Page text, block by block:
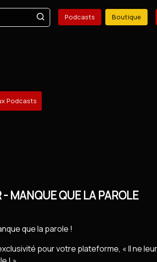
Podcasts Boutique
Podcasts
- MANQUE QUE LA PAROLE
que la parole !
pour votre plateforme, « Il ne